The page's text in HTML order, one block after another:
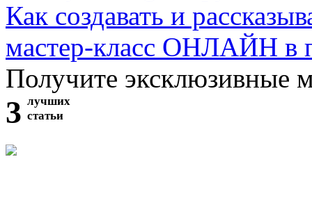
Как создавать и
мастер-класс ОНЛАЙН в
Получите эксклюзивные
3 лучших
статьи